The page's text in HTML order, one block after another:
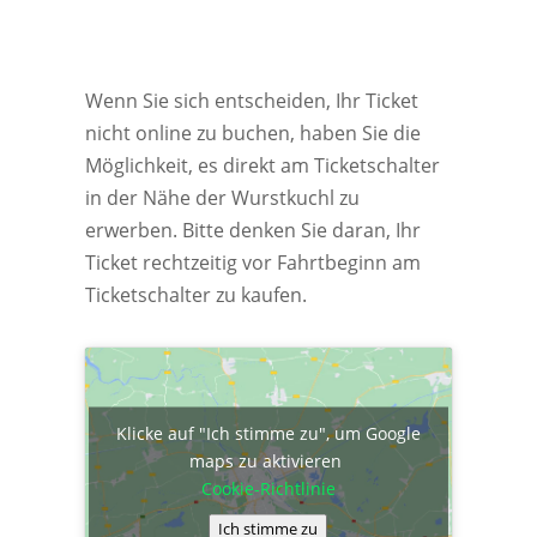
Wenn Sie sich entscheiden, Ihr Ticket
nicht online zu buchen, haben Sie die
Möglichkeit, es direkt am Ticketschalter
in der Nähe der Wurstkuchl zu
erwerben. Bitte denken Sie daran, Ihr
Ticket rechtzeitig vor Fahrtbeginn am
Ticketschalter zu kaufen.
Klicke auf "Ich stimme zu", um Google
maps zu aktivieren
Cookie-Richtlinie
Ich stimme zu